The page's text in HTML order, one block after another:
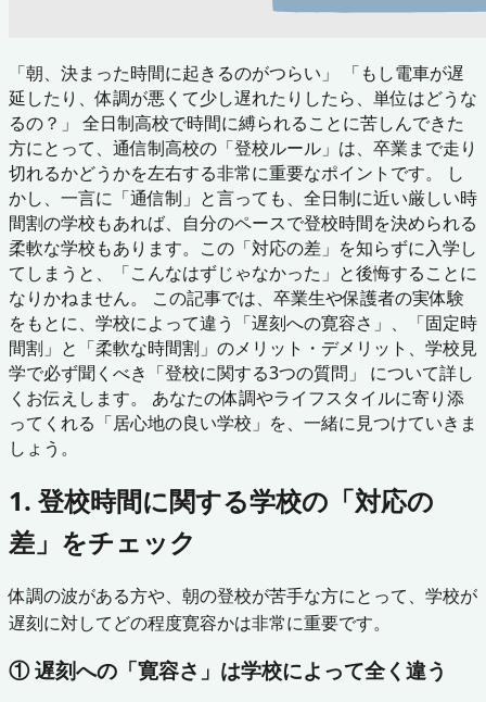
「朝、決まった時間に起きるのがつらい」 「もし電車が遅
延したり、体調が悪くて少し遅れたりしたら、単位はどうな
るの？」 全日制高校で時間に縛られることに苦しんできた
方にとって、通信制高校の「登校ルール」は、卒業まで走り
切れるかどうかを左右する非常に重要なポイントです。 し
かし、一言に「通信制」と言っても、全日制に近い厳しい時
間割の学校もあれば、自分のペースで登校時間を決められる
柔軟な学校もあります。この「対応の差」を知らずに入学し
てしまうと、「こんなはずじゃなかった」と後悔することに
なりかねません。 この記事では、卒業生や保護者の実体験
をもとに、学校によって違う「遅刻への寛容さ」、「固定時
間割」と「柔軟な時間割」のメリット・デメリット、学校見
学で必ず聞くべき「登校に関する3つの質問」 について詳し
くお伝えします。 あなたの体調やライフスタイルに寄り添
ってくれる「居心地の良い学校」を、一緒に見つけていきま
しょう。
1. 登校時間に関する学校の「対応の
差」をチェック
体調の波がある方や、朝の登校が苦手な方にとって、学校が
遅刻に対してどの程度寛容かは非常に重要です。
① 遅刻への「寛容さ」は学校によって全く違う